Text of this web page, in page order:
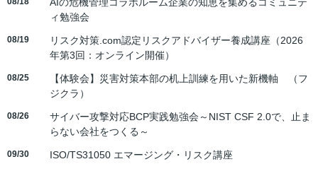
ィ勉強会
08/19
リスク対策.com認定リスクアドバイザー養成講座（2026
年第3回：オンライン開催）
08/25
【体験会】災害対策本部の机上訓練を用いた新機軸 （フ
ジクラ）
08/26
サイバー攻撃対応BCP実践勉強会～NIST CSF 2.0で、止ま
らない会社をつくる～
09/30 ISO/TS31050 エマージング・リスク講座